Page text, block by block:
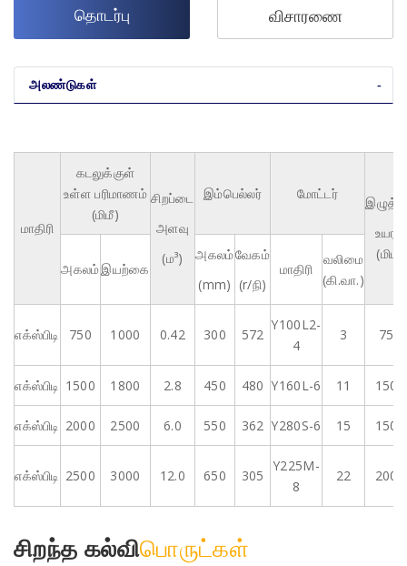
தொடர்பு விசாரணை
அலண்டுகள்
மாதிரி
கடலுக்குள்
உள்ள பரிமாணம்
(மிமீ)
சிறப்டை
அளவு
(ம³)
இம்பெல்லர் மோட்டர்
உயரம்
(மிமீ)
அகலம்இயற்கை
அகலம்
(mm)
வேகம்
(r/நி)
மாதிரி
வலிமை
(கி.வா.)
எக்ஸ்‌பி‌டி 750 1000 0.42 300 572
Y100L2-
4
3 750
எக்ஸ்‌பி‌டி 1500 1800 2.8 450 480 Y160L-6 11 1500
எக்ஸ்‌பி‌டி 2000 2500 6.0 550 362 Y280S-6 15 1500
எக்ஸ்‌பி‌டி 2500 3000 12.0 650 305
Y225M-
8
22 2000
சிறந்த கல்விபொருட்கள்